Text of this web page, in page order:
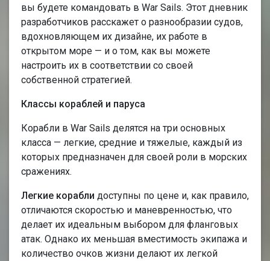
вы будете командовать в War Sails. Этот дневник
разработчиков расскажет о разнообразии судов,
вдохновляющем их дизайне, их работе в
открытом море — и о том, как вы можете
настроить их в соответствии со своей
собственной стратегией.
Классы кораблей и паруса
Корабли в War Sails делятся на три основных
класса — легкие, средние и тяжелые, каждый из
которых предназначен для своей роли в морских
сражениях.
Легкие корабли доступны по цене и, как правило,
отличаются скоростью и маневренностью, что
делает их идеальным выбором для фланговых
атак. Однако их меньшая вместимость экипажа и
количество очков жизни делают их легкой